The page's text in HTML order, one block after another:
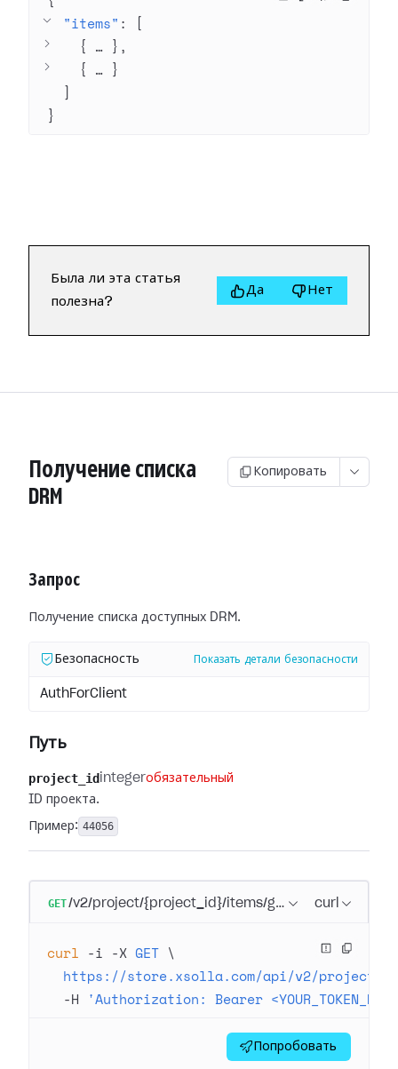
"items" :
[
{ … }
{ … }
]
}
Была ли эта статья
полезна?
Да Нет
Получение списка
DRM
Копировать
Запрос
Получение списка доступных DRM.
Безопасность Показать детали безопасности
AuthForClient
Путь
project_id integerобязательный
ID проекта.
Пример: 44056
GET/v2/project/{project_id}/items/game/drm
curl
curl -i -X GET \
https://store.xsolla.com/api/v2/project/
  -H
'Authorization: Bearer
Попробовать